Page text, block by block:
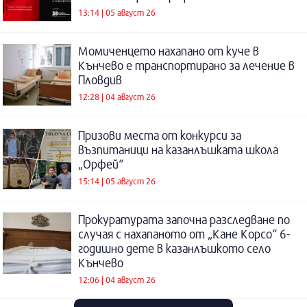
13:14 | 05 август 26
Момиченцето нахапано от куче в
Кънчево е транспортирано за лечение в
Пловдив
12:28 | 04 август 26
Призови места от конкурси за
възпитаници на казанлъшката школа
„Орфей“
15:14 | 05 август 26
Прокуратурата започна разследване по
случая с нахапаното от „Кане Корсо“ 6-
годишно дете в казанлъшкото село
Кънчево
12:06 | 04 август 26